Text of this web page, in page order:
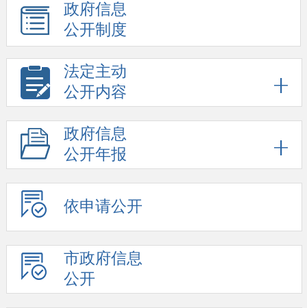
政府信息
公开制度
法定主动
公开内容
政府信息
公开年报
依申请公开
市政府信息
公开